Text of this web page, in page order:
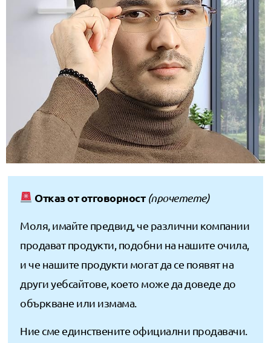
Отказ от отговорност (прочетете)
Моля, имайте предвид, че различни компании
продават продукти, подобни на нашите очила,
и че нашите продукти могат да се появят на
други уебсайтове, което може да доведе до
объркване или измама.
Ние сме единствените официални продавачи.